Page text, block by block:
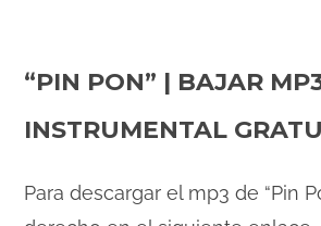
“PIN PON” | BAJAR
INSTRUMENTAL
Para descargar el mp3 de “Pin